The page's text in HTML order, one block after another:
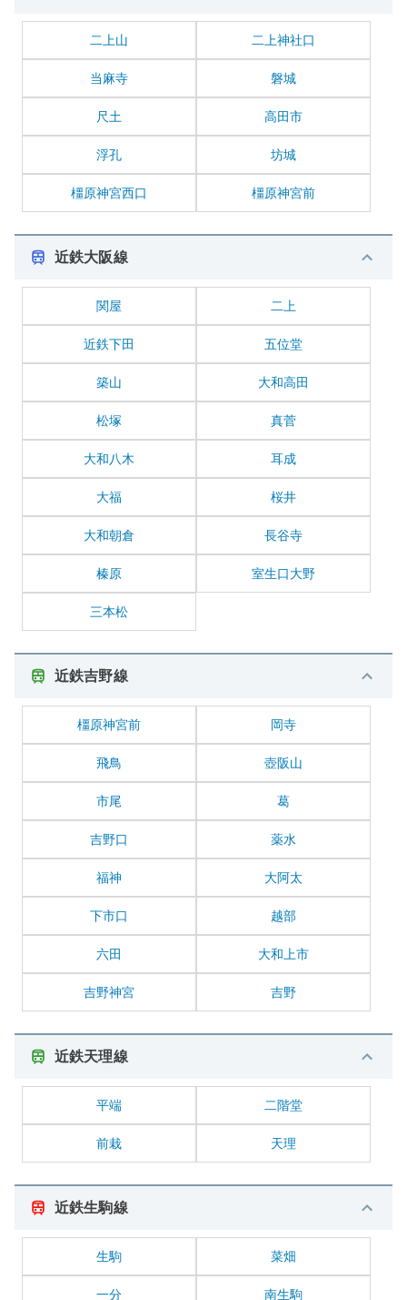
二上山 二上神社口
当麻寺 磐城
尺土 高田市
浮孔 坊城
橿原神宮西口 橿原神宮前
近鉄大阪線
関屋 二上
近鉄下田 五位堂
築山 大和高田
松塚 真菅
大和八木 耳成
大福 桜井
大和朝倉 長谷寺
榛原 室生口大野
三本松
近鉄吉野線
橿原神宮前 岡寺
飛鳥 壺阪山
市尾 葛
吉野口 薬水
福神 大阿太
下市口 越部
六田 大和上市
吉野神宮 吉野
近鉄天理線
平端 二階堂
前栽 天理
近鉄生駒線
生駒 菜畑
一分 南生駒